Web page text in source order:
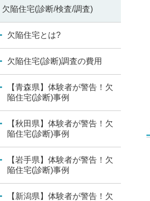
欠陥住宅(診断/検査/調査)
欠陥住宅とは?
欠陥住宅(診断)調査の費用
【青森県】体験者が警告！欠
陥住宅(診断)事例
【秋田県】体験者が警告！欠
陥住宅(診断)事例
【岩手県】体験者が警告！欠
陥住宅(診断)事例
【新潟県】体験者が警告！欠